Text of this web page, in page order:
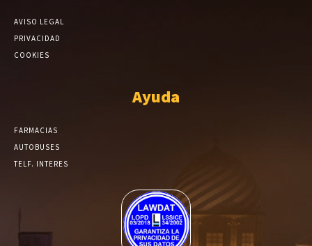
AVISO LEGAL
PRIVACIDAD
COOKIES
Ayuda
FARMACIAS
AUTOBUSES
TELF. INTERES